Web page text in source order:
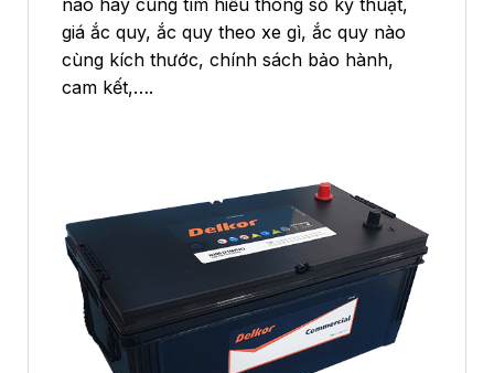
nào hãy cùng tìm hiểu thông số kỹ thuật,
giá ắc quy, ắc quy theo xe gì, ắc quy nào
cùng kích thước, chính sách bảo hành,
cam kết,….